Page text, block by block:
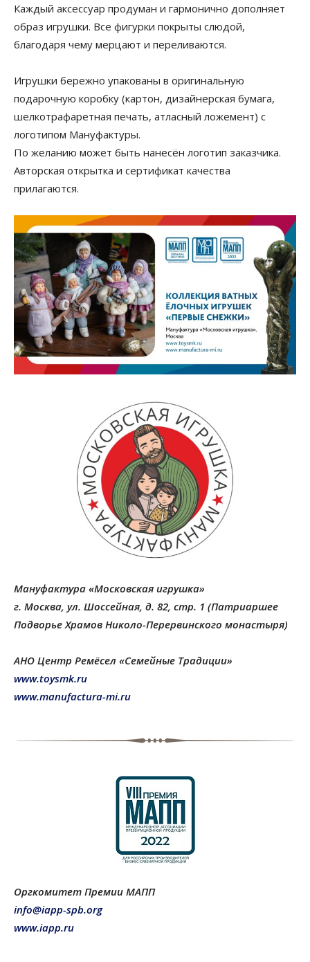
Каждый аксессуар продуман и гармонично дополняет
образ игрушки. Все фигурки покрыты слюдой,
благодаря чему мерцают и переливаются.
Игрушки бережно упакованы в оригинальную
подарочную коробку (картон, дизайнерская бумага,
шелкотрафаретная печать, атласный ложемент) с
логотипом Мануфактуры.
По желанию может быть нанесён логотип заказчика.
Авторская открытка и сертификат качества
прилагаются.
Мануфактура «Московская игрушка»
г. Москва, ул. Шоссейная, д. 82, стр. 1 (Патриаршее
Подворье Храмов Николо-Перервинского монастыря)
АНО Центр Ремёсел «Семейные Традиции»
www.toysmk.ru
www.manufactura-mi.ru
Оргкомитет Премии МАПП
info@iapp-spb.org
www.iapp.ru